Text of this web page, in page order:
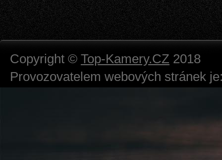
Copyright © Top-Kamery.CZ 2018
Provozovatelem webových stránek